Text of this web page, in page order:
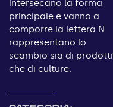
intersecano la forma
principale e vanno a
comporre la lettera N
rappresentano lo
scambio sia di prodotti
che di culture.